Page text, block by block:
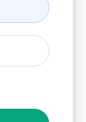
are the